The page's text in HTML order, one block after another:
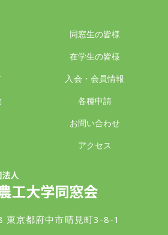
同窓生の皆様
在学生の皆様
入会・会員情報
各種申請
お問い合わせ
アクセス
京都府中市晴見町3-8-1